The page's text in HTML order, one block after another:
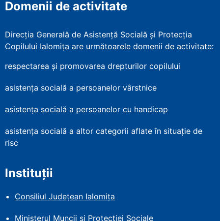
Domenii de activitate
Direcția Generală de Asistență Socială și Protecția
Copilului Ialomița are următoarele domenii de activitate:
respectarea și promovarea drepturilor copilului
asistența socială a persoanelor vârstnice
asistența socială a persoanelor cu handicap
asistența socială a altor categorii aflate în situație de
risc
Instituții
Consiliul Județean Ialomița
Ministerul Muncii și Protecției Sociale